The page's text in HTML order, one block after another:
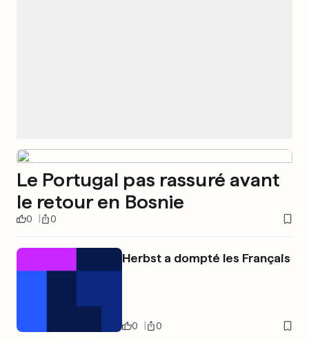
Le Portugal pas rassuré avant
le retour en Bosnie
0 0
Herbst a dompté les Français
0 0